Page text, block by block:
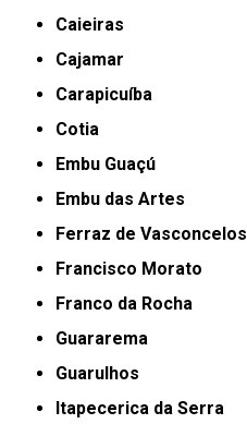
Caieiras
Cajamar
Carapicuíba
Cotia
Embu Guaçú
Embu das Artes
Ferraz de Vasconcelos
Francisco Morato
Franco da Rocha
Guararema
Guarulhos
Itapecerica da Serra